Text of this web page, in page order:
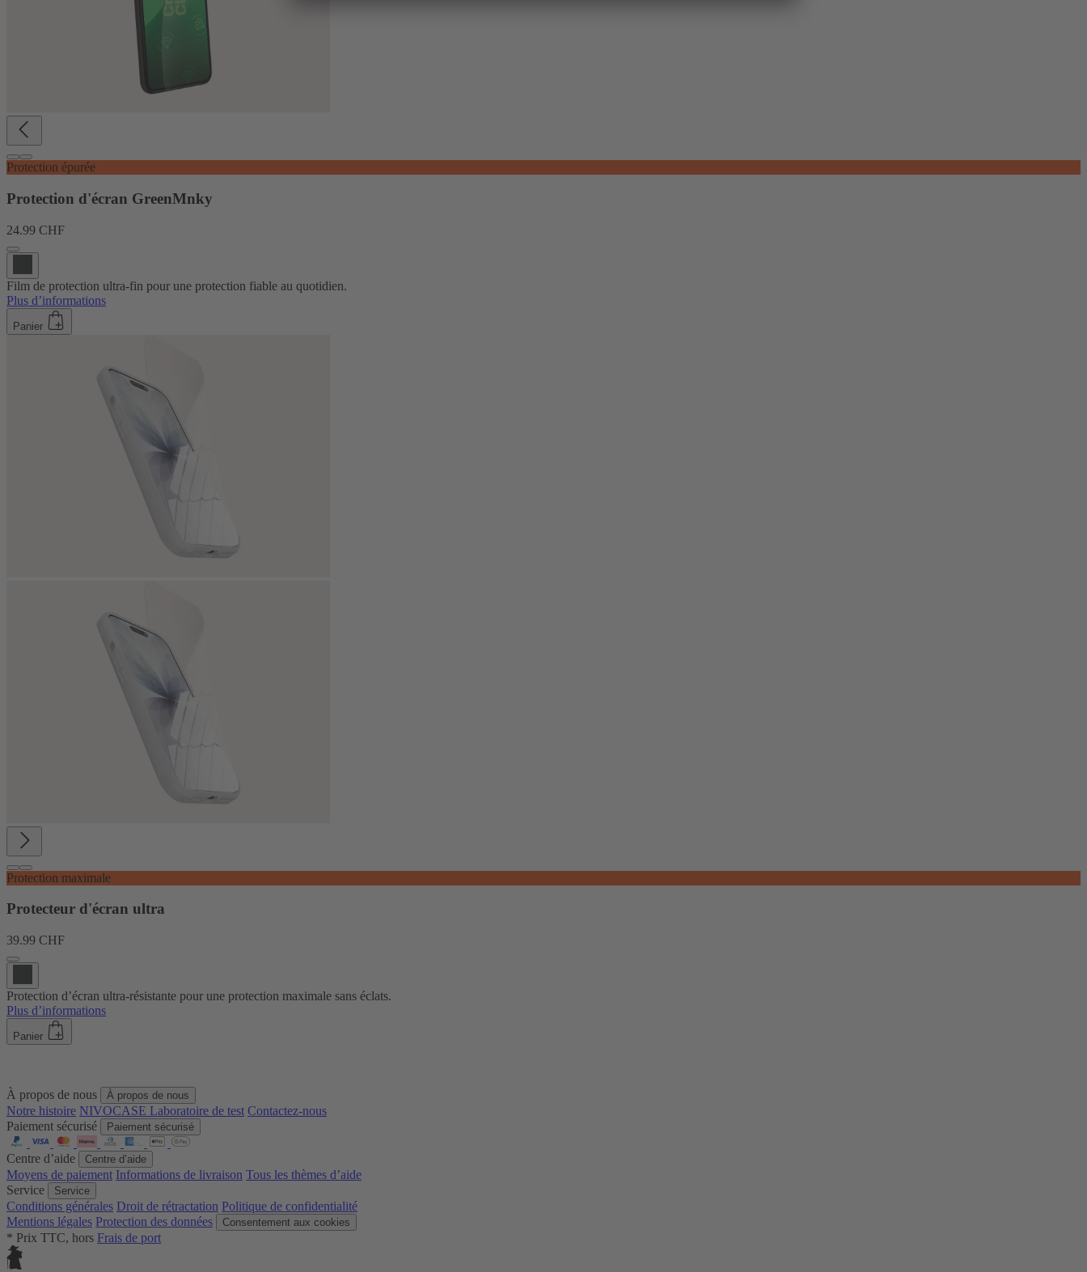
Protection épurée
Protection d'écran GreenMnky
24.99 CHF
Film de protection ultra-fin pour une protection fiable au quotidien.
Plus d’informations
Panier
Protection maximale
Protecteur d'écran ultra
39.99 CHF
Protection d’écran ultra-résistante pour une protection maximale sans éclats.
Plus d’informations
Panier
À propos de nous À propos de nous
Notre histoire NIVOCASE Laboratoire de test Contactez-nous
Paiement sécurisé
Paiement sécurisé
Centre d’aide Centre d’aide
Moyens de paiement Informations de livraison Tous les thèmes d’aide
Service
Service
Conditions générales Droit de rétractation Politique de confidentialité
Mentions légales Protection des données Consentement aux cookies
* Prix TTC, hors Frais de port